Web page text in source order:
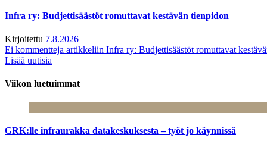
Infra ry: Budjettisäästöt romuttavat kestävän tienpidon
Kirjoitettu 7.8.2026
Ei kommentteja artikkeliin Infra ry: Budjettisäästöt romuttavat
Lisää uutisia
Viikon luetuimmat
GRK:lle infraurakka datakeskuksesta – työt jo käynnissä